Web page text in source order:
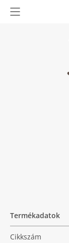
Termékadatok
Cikkszám